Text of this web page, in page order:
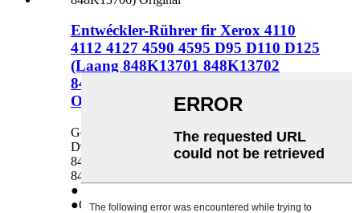
Entwéckler-Rührer fir Xerox 4110
4112 4127 4590 4595 D95 D110 D125
(Laang 848K13701 848K13702
848K13703 848K13704 848K13706)
Original
Gëeegent fir: Xerox 4110 4112 4127 4590 4595
D95 D110 D125 (Laang 848K13701
848K13702 848K13703 848K13704
848K13706) Original
● Laang Liewensdauer
●Qualitéitsgarantie: 18 Méint